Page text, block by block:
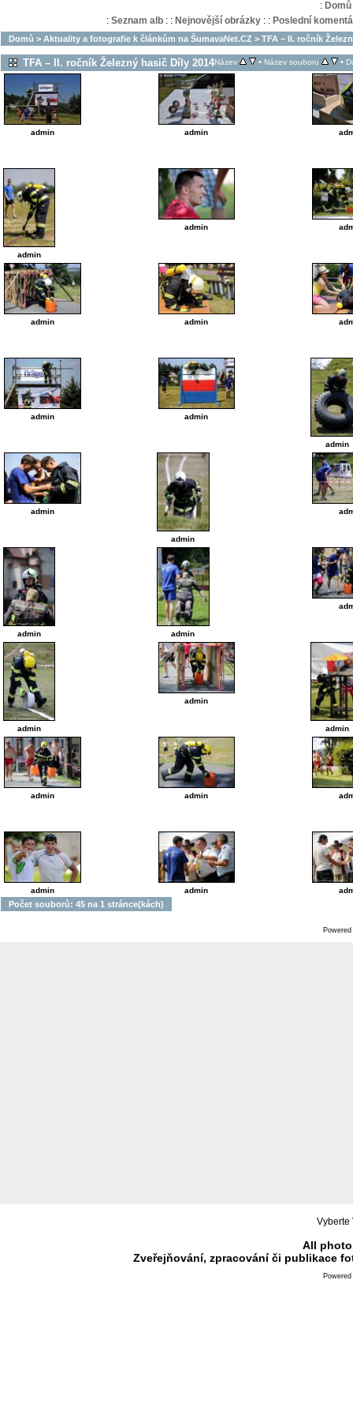
: Domů
: Seznam alb: : Nejnovější obrázky: : Poslední
Domů > Aktuality a fotografie k článkům na ŠumavaNet.CZ > TFA – II. ročník
TFA – II. ročník Železný hasič Díly 2014Název • Název souboru •
admin admin
admin
admin
admin admin
admin admin
admin
admin
admin
admin admin
admin
admin
admin
admin admin
admin admin
Počet souborů: 45 na 1 stránce(kách)
Vyberte
All
Zveřejňování, zpracování či publikace